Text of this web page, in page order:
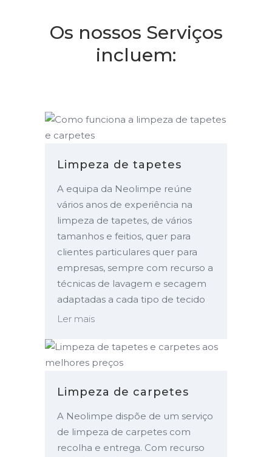
Os nossos Serviços
incluem:
Limpeza de tapetes
A equipa da Neolimpe reúne
vários anos de experiência na
limpeza de tapetes, de vários
tamanhos e feitios, quer para
clientes particulares quer para
empresas, sempre com recurso a
técnicas de lavagem e secagem
adaptadas a cada tipo de tecido
Ler mais
Limpeza de carpetes
A Neolimpe dispõe de um serviço
de limpeza de carpetes com
recolha e entrega. Com recurso